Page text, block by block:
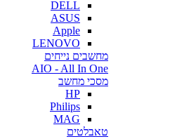
DELL
ASUS
Apple
LENOVO
מחשבים נייחים
AIO - All In One
מסכי מחשב
HP
Philips
MAG
טאבלטים